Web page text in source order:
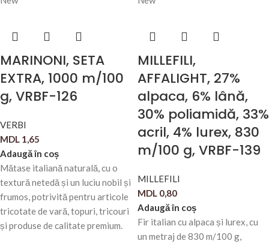
MARINONI, SETA
EXTRA, 1000 m/100
g, VRBF-126
VERBI
MDL 1,65
Adaugă în coș
Mătase italiană naturală, cu o
textură netedă și un luciu nobil și
frumos, potrivită pentru articole
tricotate de vară, topuri, tricouri
și produse de calitate premium.
MILLEFILI,
AFFALIGHT, 27%
alpaca, 6% lână,
30% poliamidă, 33%
acril, 4% lurex, 830
m/100 g, VRBF-139
MILLEFILI
MDL 0,80
Adaugă în coș
Fir italian cu alpaca și lurex, cu
un metraj de 830 m/100 g,